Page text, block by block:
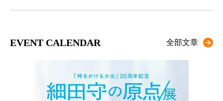
EVENT CALENDAR 全部文章